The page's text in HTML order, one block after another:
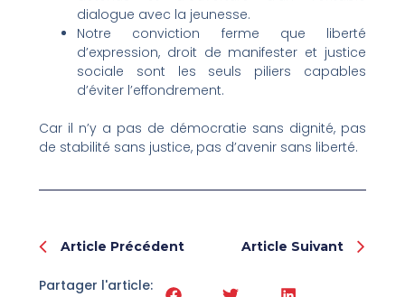
dialogue avec la jeunesse.
Notre conviction ferme que liberté
d’expression, droit de manifester et justice
sociale sont les seuls piliers capables
d’éviter l’effondrement.
Car il n’y a pas de démocratie sans dignité, pas
de stabilité sans justice, pas d’avenir sans liberté.
Prev
Article Précédent Article Suivant
Partager l'article: